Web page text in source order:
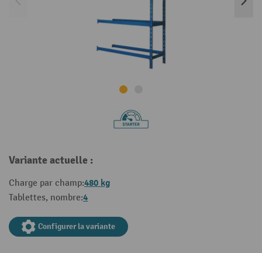
Variante actuelle :
Charge par champ:480 kg
Tablettes, nombre:4
Configurer la variante